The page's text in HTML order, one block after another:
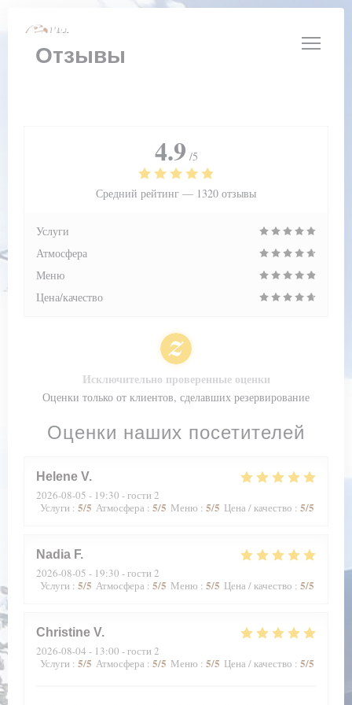
Панель управления cookies
Отзывы
Оценки наших посетителей
Helene V
2026-08-05 - 19:30 - гости 2
Услуги : 5/5 Атмосфера : 5/5 Меню : 5/5 Цена / качество : 5/5
Nadia F
2026-08-05 - 19:30 - гости 2
Услуги : 5/5 Атмосфера : 5/5 Меню : 5/5 Цена / качество : 5/5
Christine V
2026-08-04 - 13:00 - гости 2
Услуги : 5/5 Атмосфера : 5/5 Меню : 5/5 Цена / качество : 5/5
4.9 /5
Средний рейтинг — 1320 отзывы
Услуги
Атмосфера
Меню
Цена/качество
Исключительно проверенные оценки
Оценки только от клиентов, сделавших резервирование